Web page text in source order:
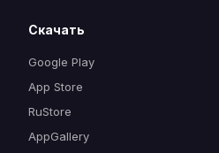
Скачать
Google Play
App Store
RuStore
AppGallery